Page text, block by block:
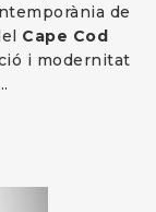
de
Cape Cod
i modernitat